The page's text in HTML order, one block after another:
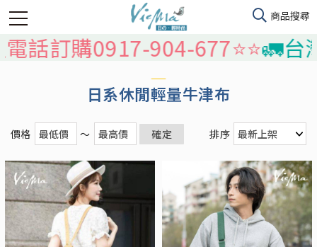
訂購0917-904-677⭐️⭐️🚛台灣
日系休閒輕量牛津布
價格 ～ 確定 排序